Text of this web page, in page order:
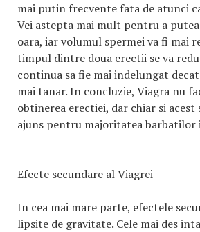
mai putin frecvente fata de atunci
Vei astepta mai mult pentru a putea
oara, iar volumul spermei va fi mai
timpul dintre doua erectii se va
continua sa fie mai indelungat
mai tanar. In concluzie, Viagra nu
obtinerea erectiei, dar chiar si
ajuns pentru majoritatea barbatilor
Efecte secundare al Viagrei
In cea mai mare parte, efectele
lipsite de gravitate. Cele mai des